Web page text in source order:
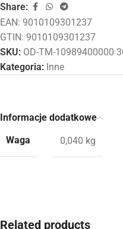
Share:
EAN: 9010109301237
GTIN: 9010109301237
SKU: OD-TM-10989400000
Kategoria: Inne
Informacje dodatkowe
Waga
0,040 kg
Related products